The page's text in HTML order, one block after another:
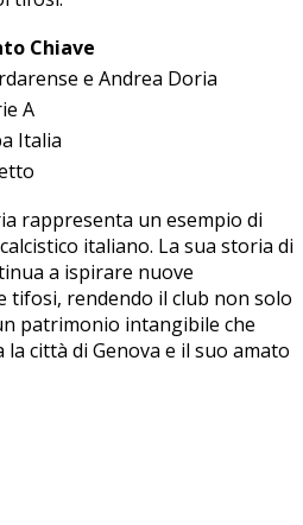
Chiave
e Andrea Doria
A
⁣Italia
rappresenta un esempio di
italiano.⁤ La sua storia di
a ispirare nuove
tifosi, rendendo il club ‌non solo
patrimonio intangibile che
città di Genova e il suo amato